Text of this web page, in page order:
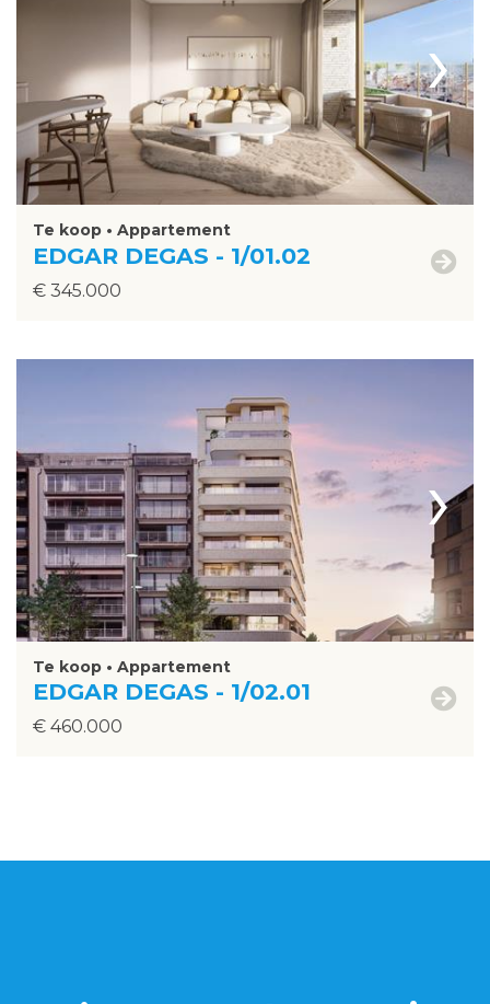
›
Te koop • Appartement
EDGAR DEGAS - 1/01.02
€ 345.000
›
Te koop • Appartement
EDGAR DEGAS - 1/02.01
€ 460.000